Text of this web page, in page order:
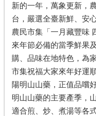
有
機
農
業
社
群
及
多
媒
體
新的一年，萬象更新，
台，嚴選全臺新鮮、安
農民市集「一月藏豐味
來年節必備的當季鮮果
購、品味在地特色，為
市集祝福大家來年好運
陽明山山藥，正值品嚐
明山山藥的主要產季，
適合煎、炒、煮湯等各